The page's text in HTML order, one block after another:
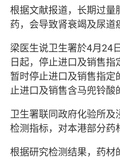
根据文献报道，长期过量
药，会导致肾衰竭及尿道
梁医生说卫生署於4月24
日起，停止进口及销售指
暂时停止进口及销售指
止进口及销售含马兜铃酸
卫生署联同政府化验所及
检测指标，对本港部分药
根据研究检测结果，药材